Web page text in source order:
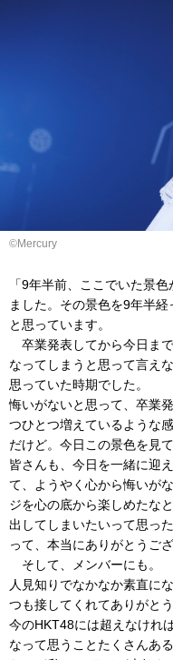
©Mercury
「9年半前、ここでいた景
ました。その景色を9年半
と思っています。
卒業発表してから今日ま
なってしまうと思って言え
思っていた時期でした。
悔いがないと思って、卒業
つひとつ増えているような感
だけど。今日この景色を見
皆さんも、今日を一緒に迎
て、ようやく心から悔いが
ジを心の底から楽しめたな
出してしまいたいって思っ
って、本当にありがとうござ
そして、メンバーにも。
人見知りでなかなか素直に
つも接してくれてありがとう
今のHKT48には超えなけれ
なって思うことたくさんある